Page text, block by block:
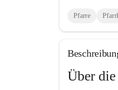
Pfarre
Über